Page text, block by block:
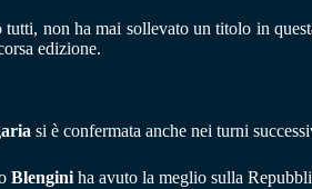
non ha mai sollevato un titolo in
edizione.
si è confermata anche nei turni
Blenginiha avuto la meglio sulla